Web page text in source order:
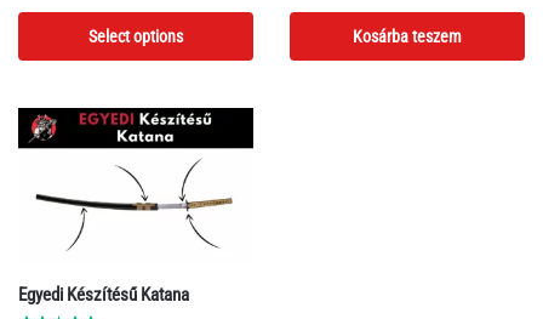
Select options Kosárba teszem
Egyedi Készítésű Katana